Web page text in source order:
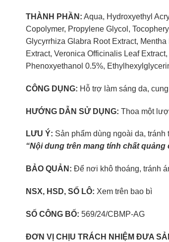
THÀNH PHẦN: Aqua, Hydroxyethyl
Copolymer, Propylene Glycol,
Glycyrrhiza Glabra Root Extract,
Extract, Veronica Officinalis Leaf
Phenoxyethanol 0.5%,
CÔNG DỤNG: Hỗ trợ làm sáng da,
HƯỚNG DẪN SỬ DỤNG: Thoa một
LƯU Ý: Sản phẩm dùng ngoài da,
“Nội dung trên mang tính chất
BẢO QUẢN: Để nơi khô thoáng, tránh
NSX, HSD, SỐ LÔ: Xem trên bao bì
SỐ CÔNG BỐ: 569/24/CBMP-AG
ĐƠN VỊ CHỊU TRÁCH NHIỆM ĐƯA